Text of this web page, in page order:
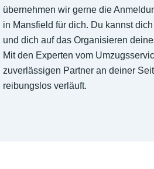
übernehmen wir gerne die
in Mansfield für dich. Du kannst
und dich auf das Organisieren
Mit den Experten vom
zuverlässigen Partner an deiner
reibungslos verläuft.